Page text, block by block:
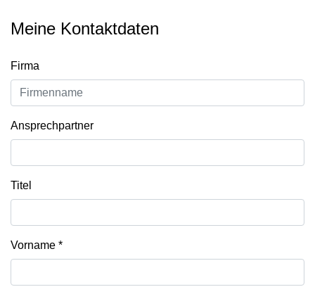
Meine Kontaktdaten
Firma
Ansprechpartner
Titel
Vorname *